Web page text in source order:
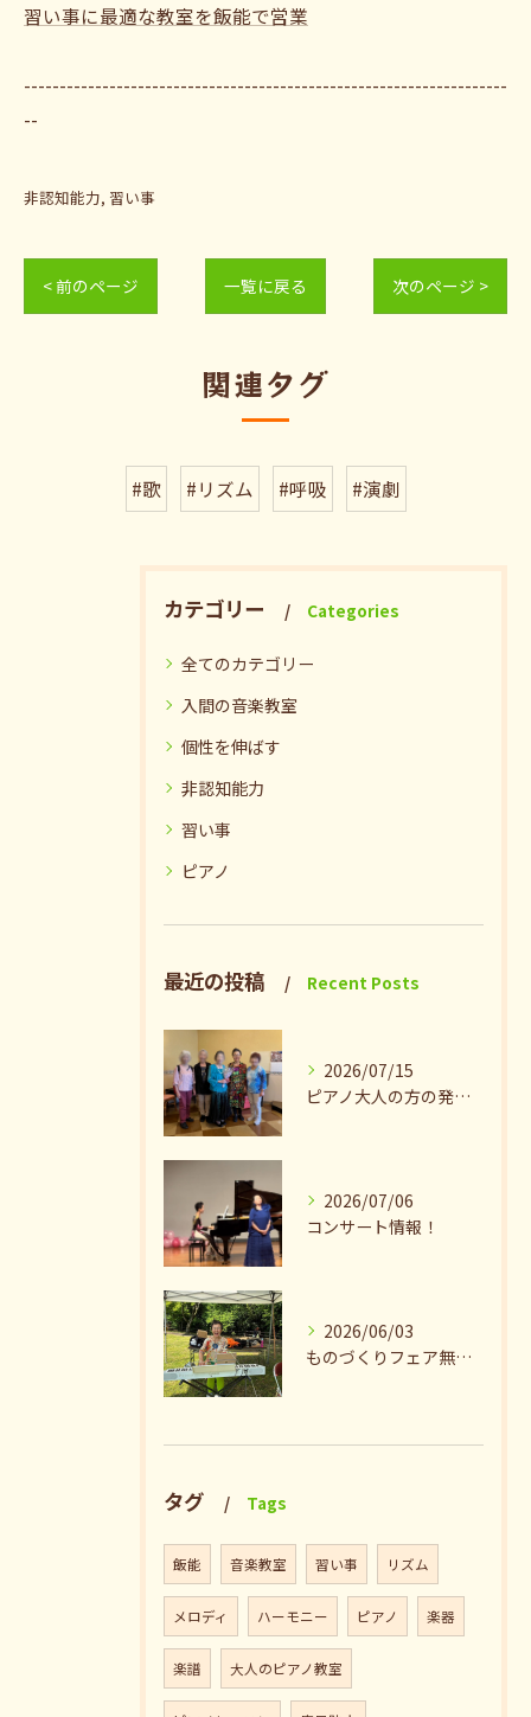
習い事に最適な教室を飯能で営業
--------------------------------------------------------------------
--
非認知能力 習い事
< 前のページ 一覧に戻る 次のページ >
関連タグ
#歌 #リズム #呼吸 #演劇
カテゴリー Categories
全てのカテゴリー
入間の音楽教室
個性を伸ばす
非認知能力
習い事
ピアノ
最近の投稿 Recent Posts
2026/07/15
ピアノ大人の方の発表会兼ねたお茶会🎵
2026/07/06
コンサート情報！
2026/06/03
ものづくりフェア無事終了♪ありがとうございました。
タグ Tags
飯能 音楽教室 習い事 リズム
メロディ ハーモニー ピアノ 楽器
楽譜 大人のピアノ教室